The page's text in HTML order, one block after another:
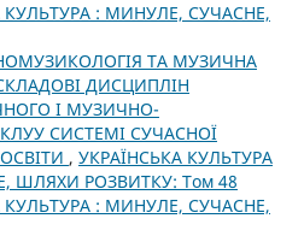
КУЛЬТУРА : МИНУЛЕ, СУЧАСНЕ,
ТА МУЗИЧНА
ДИСЦИПЛІН
І МУЗИЧНО-
СИСТЕМІ СУЧАСНОЇ
, УКРАЇНСЬКА КУЛЬТУРА
ШЛЯХИ РОЗВИТКУ: Том 48
КУЛЬТУРА : МИНУЛЕ, СУЧАСНЕ,